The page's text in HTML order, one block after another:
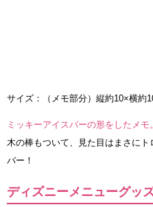
サイズ：（メモ部分）縦約10×横約
ミッキーアイスバーの形をしたメモ。
木の棒もついて、見た目はまさに
バー！
ディズニーメニューグッ